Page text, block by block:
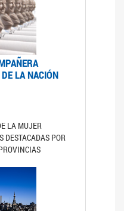
LA NACIÓN
LA MUJER
DESTACADAS POR